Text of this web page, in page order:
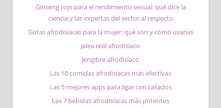
Ginseng rojo para el rendimiento sexual: qué dice la
ciencia y las expertas del sector al respecto
Gotas afrodisíacas para la mujer: qué son y cómo usarlas
Jalea real afrodisíaco
Jengibre afrodisíaco
Las 10 comidas afrodisíacas más efectivas
Las 5 mejores apps para ligar con casados
Las 7 bebidas afrodisíacas más potentes